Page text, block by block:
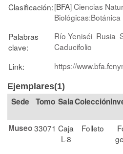
Clasificación:[BFA]Ciencias
Biológicas:Botánica
Palabras
clave:
Río Yeniséi Rusia
Caducifolio
Link:
https://
Ejemplares(1)
Tomo SalaColección
Museo33071 Caja
L-8
Folleto